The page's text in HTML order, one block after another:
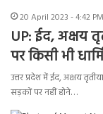
20 April 2023 - 4:42 PM
UP: ईद, अक्षय
पर किसी भी
उत्तर प्रदेश में ईद, अक्षय
सड़कों पर नहीं होने…